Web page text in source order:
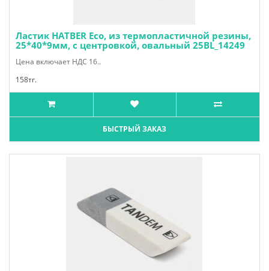
Ластик HATBER Eco, из термопластичной резины,
25*40*9мм, с центровкой, овальный 25BL_14249
Цена включает НДС 16..
158тг.
БЫСТРЫЙ ЗАКАЗ